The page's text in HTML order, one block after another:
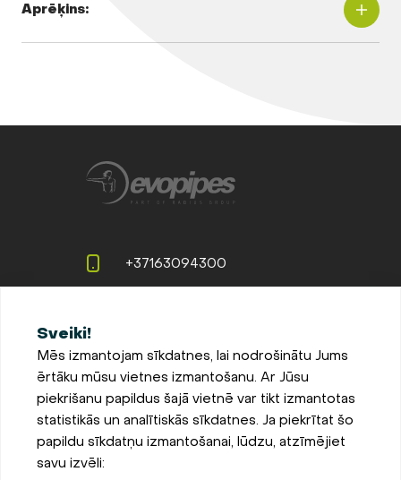
Aprēķins:
Sveiki!
Mēs izmantojam sīkdatnes, lai nodrošinātu Jums
ērtāku mūsu vietnes izmantošanu. Ar Jūsu
piekrišanu papildus šajā vietnē var tikt izmantotas
statistikās un analītiskās sīkdatnes. Ja piekrītat šo
papildu sīkdatņu izmantošanai, lūdzu, atzīmējiet
savu izvēli:
+37163094300
LV-3002, Latvija
Pieteikties jaunumiem
Sīkdatņu iestatījumi
Privātuma un sīkdatņu